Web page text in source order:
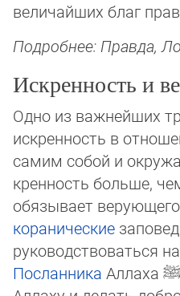
величайших благ
Подробнее: Правда,
Искренность и
Одно из важнейших
искренность в
самим собой и
кренность больше,
обязывает
коранические
руководствоваться
Посланника Аллаха ﷺ